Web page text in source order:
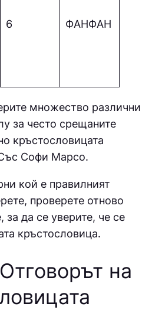
6 ФAНФAН
множество различни
за често срещаните
кръстословицата
Софи Марсо.
кой е правилният
проверете отново
за да се уверите, че се
кръстословица.
на